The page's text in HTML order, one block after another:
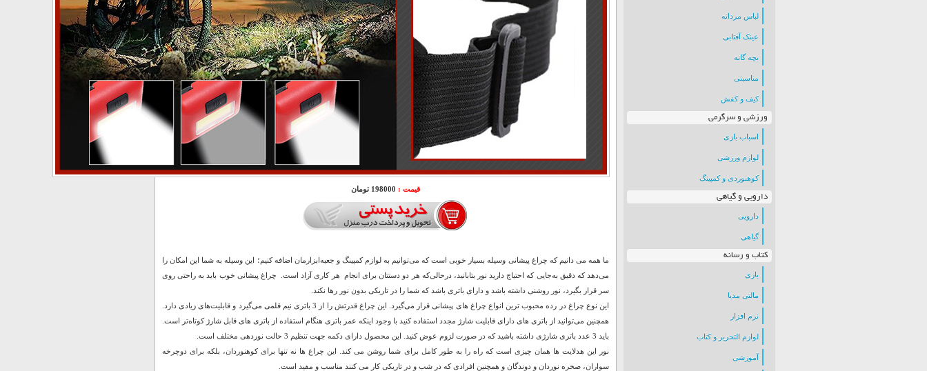
لباس مردانه
عینک آفتابی
بچه گانه
مناسبتی
کیف و کفش
ورزشی و سرگرمی
اسباب بازی
لوازم ورزشی
کوهنوردی و کمپینگ
دارویی و گیاهی
دارویی
گیاهی
کتاب و رسانه
بازی
مالتی مدیا
نرم افزار
لوازم التحریر و کتاب
آموزشی
قیمت : 198000 تومان
ما همه می دانیم که چراغ پیشانی وسیله بسیار خوبی است که می‌توانیم به لوازم کمپینگ و جعبه‌ابزارمان اضافه کنیم؛ این وسیله به شما این امکان را
می‌دهد که دقیق به‌جایی که احتیاج دارید نور بتابانید، درحالی‌که هر دو دستتان برای انجام هر کاری آزاد است. چراغ پیشانی خوب باید به راحتی روی
سر قرار بگیرد، نور روشنی داشته باشد و دارای باتری باشد که شما را در تاریکی بدون نور رها نکند.
این نوع چراغ در رده محبوب ترین انواع چراغ های پیشانی قرار می‌گیرد. این چراغ قدرتش را از 3 باتری نیم قلمی می‌گیرد و قابلیت‌های زیادی دارد.
همچنین می‌توانید از باتری های دارای قابلیت شارژ مجدد استفاده کنید با وجود اینکه عمر باتری هنگام استفاده از باتری های قابل شارژ کوتاه‌تر است.
باید 3 عدد باتری شارژی داشته باشید که در صورت لزوم عوض کنید. این محصول دارای دکمه جهت تنظیم 3 حالت نوردهی مختلف است.
نور این هدلایت ها همان چیزی است که راه را به طور کامل برای شما روشن می کند. این چراغ ها نه تنها برای کوهنوردان، بلکه برای دوچرخه
سواران، صخره نوردان و دوندگان و همچنین افرادی که در شب و در تاریکی کار می کنند مناسب و مفید است.